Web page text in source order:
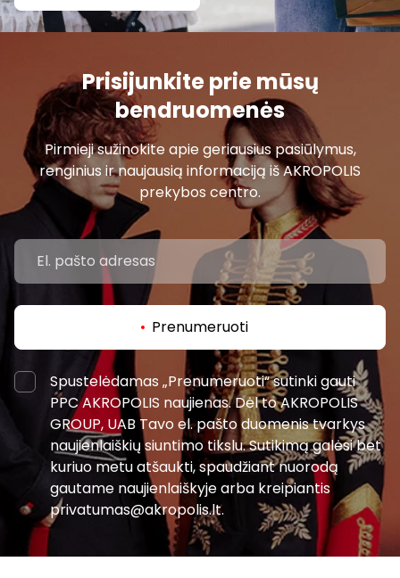
Prisijunkite prie mūsų
bendruomenės
Pirmieji sužinokite apie geriausius pasiūlymus,
renginius ir naujausią informaciją iš AKROPOLIS
prekybos centro.
Prenumeruoti
Spustelėdamas „Prenumeruoti“ sutinki gauti
PPC AKROPOLIS naujienas. Dėl to AKROPOLIS
GROUP, UAB Tavo el. pašto duomenis tvarkys
naujienlaiškių siuntimo tikslu. Sutikimą galėsi bet
kuriuo metu atšaukti, spaudžiant nuorodą
gautame naujienlaiškyje arba kreipiantis
privatumas@akropolis.lt.